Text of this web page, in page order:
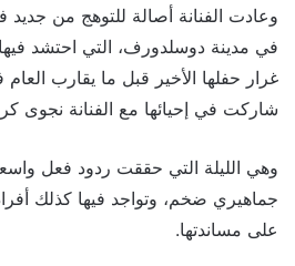
وعادت الفنانة أصالة للتوهج من جديد
في مدينة دوسلدورف، التي احتشد
غرار حفلها الأخير قبل ما يقارب العام
شاركت في إحيائها مع الفنانة نجوى
وهي الليلة التي حققت ردود فعل
جماهيري ضخم، وتواجد فيها كذلك
على مساندتها.